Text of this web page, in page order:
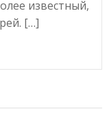
известный,
[…]